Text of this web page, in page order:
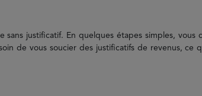
justificatif. En quelques étapes simples, vous
de vous soucier des justificatifs de revenus, ce